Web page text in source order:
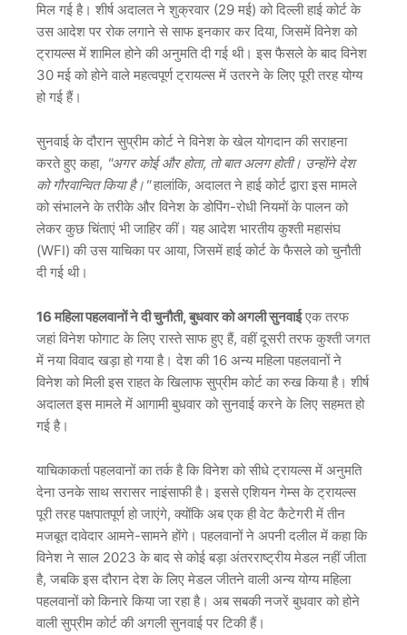
मिल गई है। शीर्ष अदालत ने शुक्रवार (29 मई) को दिल्ली हाई कोर्ट के
उस आदेश पर रोक लगाने से साफ इनकार कर दिया, जिसमें विनेश को
ट्रायल्स में शामिल होने की अनुमति दी गई थी। इस फैसले के बाद विनेश
30 मई को होने वाले महत्वपूर्ण ट्रायल्स में उतरने के लिए पूरी तरह योग्य
हो गई हैं।
सुनवाई के दौरान सुप्रीम कोर्ट ने विनेश के खेल योगदान की सराहना
करते हुए कहा, "अगर कोई और होता, तो बात अलग होती। उन्होंने देश
को गौरवान्वित किया है।"हालांकि, अदालत ने हाई कोर्ट द्वारा इस मामले
को संभालने के तरीके और विनेश के डोपिंग-रोधी नियमों के पालन को
लेकर कुछ चिंताएं भी जाहिर कीं। यह आदेश भारतीय कुश्ती महासंघ
(WFI) की उस याचिका पर आया, जिसमें हाई कोर्ट के फैसले को चुनौती
दी गई थी।
16 महिला पहलवानों ने दी चुनौती, बुधवार को अगली सुनवाईएक तरफ
जहां विनेश फोगाट के लिए रास्ते साफ हुए हैं, वहीं दूसरी तरफ कुश्ती जगत
में नया विवाद खड़ा हो गया है। देश की 16 अन्य महिला पहलवानों ने
विनेश को मिली इस राहत के खिलाफ सुप्रीम कोर्ट का रुख किया है। शीर्ष
अदालत इस मामले में आगामी बुधवार को सुनवाई करने के लिए सहमत हो
गई है।
याचिकाकर्ता पहलवानों का तर्क है कि विनेश को सीधे ट्रायल्स में अनुमति
देना उनके साथ सरासर नाइंसाफी है। इससे एशियन गेम्स के ट्रायल्स
पूरी तरह पक्षपातपूर्ण हो जाएंगे, क्योंकि अब एक ही वेट कैटेगरी में तीन
मजबूत दावेदार आमने-सामने होंगे। पहलवानों ने अपनी दलील में कहा कि
विनेश ने साल 2023 के बाद से कोई बड़ा अंतरराष्ट्रीय मेडल नहीं जीता
है, जबकि इस दौरान देश के लिए मेडल जीतने वाली अन्य योग्य महिला
पहलवानों को किनारे किया जा रहा है। अब सबकी नजरें बुधवार को होने
वाली सुप्रीम कोर्ट की अगली सुनवाई पर टिकी हैं।